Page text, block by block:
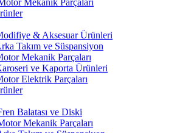
Mekanik Parçaları
& Aksesuar Ürünleri
Takım ve Süspansiyon
Mekanik Parçaları
ve Kaporta Ürünleri
Elektrik Parçaları
Balatası ve Diski
Mekanik Parçaları